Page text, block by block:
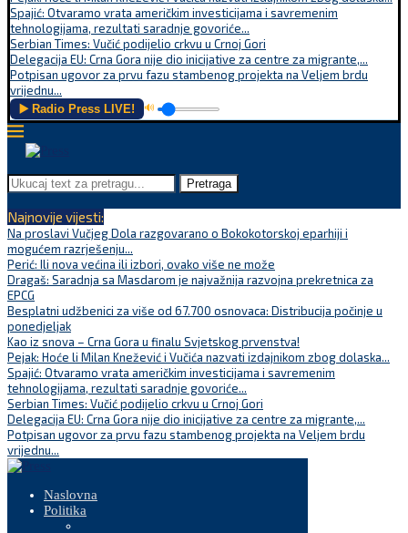
Spajić: Otvaramo vrata američkim investicijama i savremenim
tehnologijama, rezultati saradnje govoriće...
Serbian Times: Vučić podijelio crkvu u Crnoj Gori
Delegacija EU: Crna Gora nije dio inicijative za centre za migrante,...
Potpisan ugovor za prvu fazu stambenog projekta na Veljem brdu
vrijednu...
▶️ Radio Press LIVE! 🔊
Pretraga
Najnovije vijesti:
Na proslavi Vučjeg Dola razgovarano o Bokokotorskoj eparhiji i
mogućem razrješenju...
Perić: Ili nova većina ili izbori, ovako više ne može
Dragaš: Saradnja sa Masdarom je najvažnija razvojna prekretnica za
EPCG
Besplatni udžbenici za više od 67.700 osnovaca: Distribucija počinje u
ponedjeljak
Kao iz snova – Crna Gora u finalu Svjetskog prvenstva!
Pejak: Hoće li Milan Knežević i Vučića nazvati izdajnikom zbog dolaska...
Spajić: Otvaramo vrata američkim investicijama i savremenim
tehnologijama, rezultati saradnje govoriće...
Serbian Times: Vučić podijelio crkvu u Crnoj Gori
Delegacija EU: Crna Gora nije dio inicijative za centre za migrante,...
Potpisan ugovor za prvu fazu stambenog projekta na Veljem brdu
vrijednu...
Naslovna
Politika